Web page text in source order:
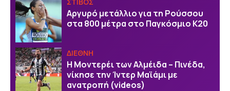
Αργυρό μετάλλιο για τη Ρούσσου
στα 800 μέτρα στο Παγκόσμιο Κ20
ΔΙΕΘΝΗ
Η Μοντερέι των Αλμέιδα – Πινέδα,
νίκησε την Ίντερ Μαϊάμι με
ανατροπή (videos)